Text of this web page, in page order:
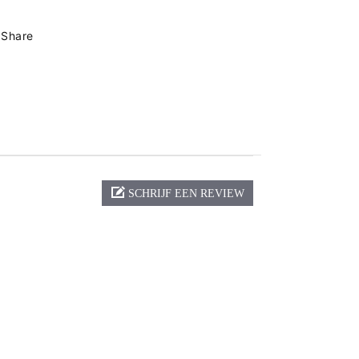
Share
SCHRIJF EEN REVIEW